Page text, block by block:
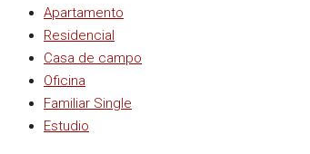
Apartamento
Residencial
Casa de campo
Oficina
Familiar Single
Estudio